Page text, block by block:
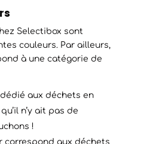
Selectibox sont
couleurs. Par ailleurs,
à une catégorie de
aux déchets en
n’y ait pas de
!
correspond aux déchets